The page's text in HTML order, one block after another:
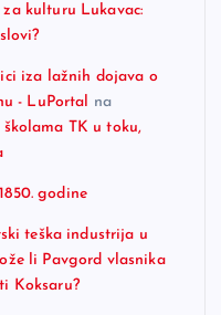
kulturu Lukavac:
iza lažnih dojava o
- LuPortal
na
TK u toku,
godine
teška industrija u
li Pavgord vlasnika
Koksaru?